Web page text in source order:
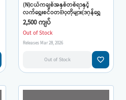
(N)ငယ်ကချစ်အနှစ်တစ်ရာနှင့်
လက်ရွေးစင်ဝတÐုတိုများ(ဒဂုန်ရွှေ
မျှား)
2,500 ကျပ်
Out of Stock
Releases Mar 28, 2026
Out of Stock favorite_border